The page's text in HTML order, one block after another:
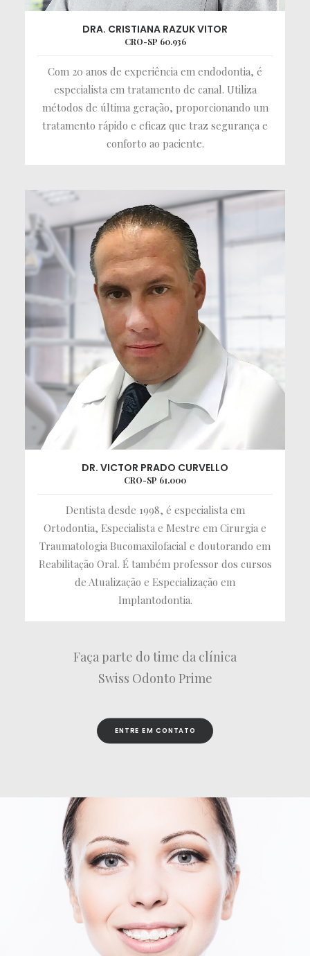
DRA. CRISTIANA RAZUK VITOR
CRO-SP 60.936
Com 20 anos de experiência em endodontia, é
especialista em tratamento de canal. Utiliza
métodos de última geração, proporcionando um
tratamento rápido e eficaz que traz segurança e
conforto ao paciente.
DR. VICTOR PRADO CURVELLO
CRO-SP 61.000
Dentista desde 1998, é especialista em
Ortodontia, Especialista e Mestre em Cirurgia e
Traumatologia Bucomaxilofacial e doutorando em
Reabilitação Oral. É também professor dos cursos
de Atualização e Especialização em
Implantodontia.
Faça parte do time da clínica
Swiss Odonto Prime
ENTRE EM CONTATO